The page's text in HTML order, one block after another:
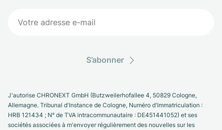
S’abonner
J'autorise CHRONEXT GmbH (Butzweilerhofallee 4, 50829 Cologne,
Allemagne. Tribunal d'Instance de Cologne, Numéro d'Immatriculation :
HRB 121434 ; N° de TVA intracommunautaire : DE451441052) et ses
sociétés associées à m'envoyer régulièrement des nouvelles sur les